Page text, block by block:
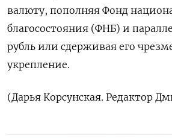
валюту, пополняя Фонд
благосостояния (ФНБ) и
рубль или сдерживая его
укрепление.
(Дарья Корсунская. Редактор